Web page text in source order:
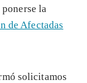
la
de Afectadas
solicitamos